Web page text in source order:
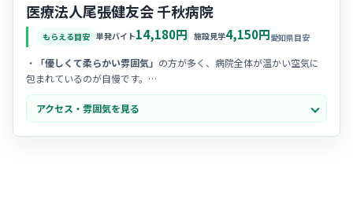
医療法人尾張健友会 千秋病院
もらえる目安 単発バイト14,180円 施設見学4,150円愛知県目安
・ 「優しくて柔らかい雰囲気」 の方が多く、病院全体が温かい空気に
包まれているのが自慢です。
・職種の垣根を越えたチームワークが抜群で、お互いに助け合う風土
がしっかり根付いています。
・お試し勤務の方も馴染みやすいアットホームさがあり、分からない
ことも気軽に相談できる環境です。
アクセス・雰囲気を見る